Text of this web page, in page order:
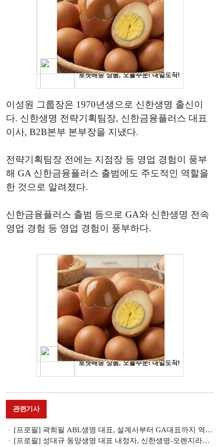
이성원 그룹장은 1970년생으로 신한생명 출신이
다. 신한생명 전략기획팀장, 신한금융플러스 대표
이사, B2B본부 본부장을 지냈다.
전략기획팀장 전에는 지점장 등 영업 경험이 풍부
해 GA 신한금융플러스 출범에도 주도적인 역할을
한 것으로 알려졌다.
신한금융플러스 출범 등으로 GA와 신한생명 전속
영업 경험 등 영업 경험이 풍부하다.
관련기사
[프로필] 곽희필 ABL생명 대표, 설계사부터 GA대표까지 역임한 보험영업 전문가
[프로필] 성대규 동양생명 대표 내정자, 신한생명-오렌지라이프 통합 이끈 보험통